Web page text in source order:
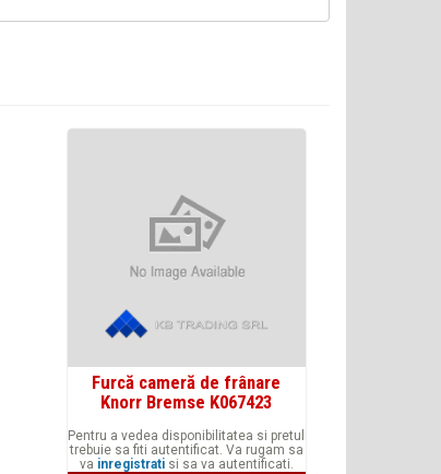
Furcă cameră de frânare
Knorr Bremse K067423
Pentru a vedea disponibilitatea si pretul
trebuie sa fiti autentificat. Va rugam sa
va inregistratisi sa va autentificati.